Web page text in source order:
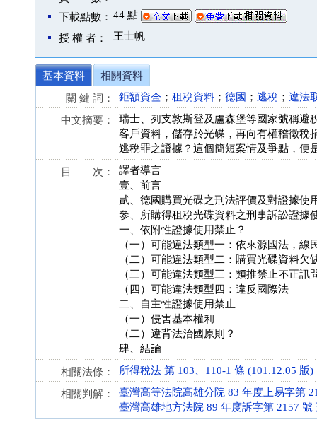
下載點數： 44 點
授 權 者： 王士帆
基本資料
相關資料
關 鍵 詞：
鉅額資金 ； 租稅資料 ； 德國 ； 逃稅 ； 違法
中文摘要：
瑞士、列支敦斯登及盧森堡等國家號稱避
客戶資料，儲存於光碟，再向有權稽徵稅
逃稅罪之證據？這個簡短案情及爭點，便
目 次：
譯者導言
壹、前言
貳、德國購買光碟之刑法評價及對證據使
參、所購得租稅光碟資料之刑事訴訟證據
一、依附性證據使用禁止？
（一）可能違法類型一：依來源國法，線
（二）可能違法類型二：購買光碟資料欠
（三）可能違法類型三：類推禁止不正訊
（四）可能違法類型四：違反國際法
二、自主性證據使用禁止
（一）侵害基本權利
（二）違背法治國原則？
肆、結論
相關法條： 所得稅法 第 103、110-1 條 (101.12.05 版)
相關判解：
臺灣高等法院高雄分院 83 年度上易字第
臺灣高雄地方法院 89 年度訴字第 2157 號